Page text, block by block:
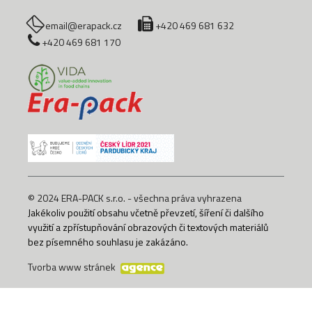
email@erapack.cz
+420 469 681 632
+420 469 681 170
© 2024 ERA-PACK s.r.o. - všechna práva vyhrazena
Jakékoliv použití obsahu včetně převzetí, šíření či dalšího
využití a zpřístupňování obrazových či textových materiálů
bez písemného souhlasu je zakázáno.
Tvorba www stránek